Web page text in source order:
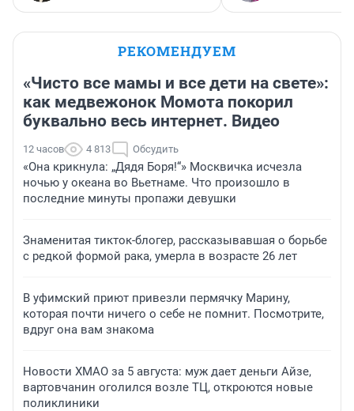
РЕКОМЕНДУЕМ
«Чисто все мамы и все дети на свете»:
как медвежонок Момота покорил
буквально весь интернет. Видео
12 часов 4 813 Обсудить
«Она крикнула: „Дядя Боря!“» Москвичка исчезла
ночью у океана во Вьетнаме. Что произошло в
последние минуты пропажи девушки
Знаменитая тикток-блогер, рассказывавшая о борьбе
с редкой формой рака, умерла в возрасте 26 лет
В уфимский приют привезли пермячку Марину,
которая почти ничего о себе не помнит. Посмотрите,
вдруг она вам знакома
Новости ХМАО за 5 августа: муж дает деньги Айзе,
вартовчанин оголился возле ТЦ, откроются новые
поликлиники